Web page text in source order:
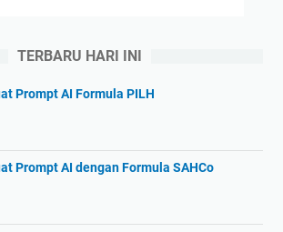
TERBARU HARI INI
Prompt AI Formula PILH
Prompt AI dengan Formula SAHCo